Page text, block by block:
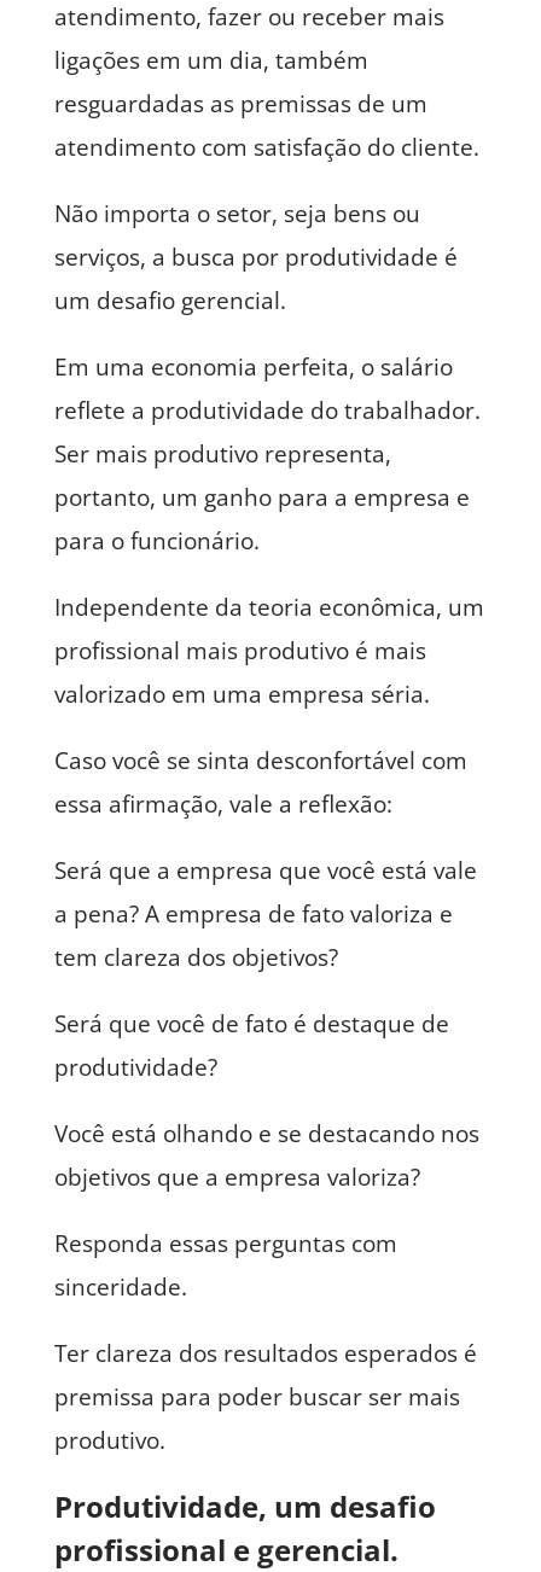
atendimento, fazer ou receber mais
ligações em um dia, também
resguardadas as premissas de um
atendimento com satisfação do cliente.
Não importa o setor, seja bens ou
serviços, a busca por produtividade é
um desafio gerencial.
Em uma economia perfeita, o salário
reflete a produtividade do trabalhador.
Ser mais produtivo representa,
portanto, um ganho para a empresa e
para o funcionário.
Independente da teoria econômica, um
profissional mais produtivo é mais
valorizado em uma empresa séria.
Caso você se sinta desconfortável com
essa afirmação, vale a reflexão:
Será que a empresa que você está vale
a pena? A empresa de fato valoriza e
tem clareza dos objetivos?
Será que você de fato é destaque de
produtividade?
Você está olhando e se destacando nos
objetivos que a empresa valoriza?
Responda essas perguntas com
sinceridade.
Ter clareza dos resultados esperados é
premissa para poder buscar ser mais
produtivo.
Produtividade, um desafio
profissional e gerencial.